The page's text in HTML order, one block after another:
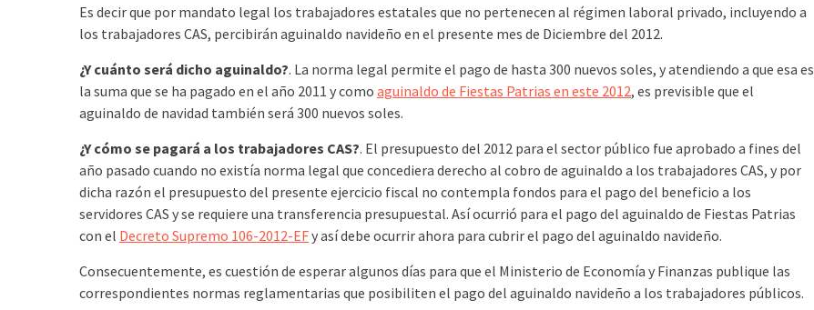
Es decir que por mandato legal los trabajadores estatales que no pertenecen al régimen laboral privado, incluyendo a
los trabajadores CAS, percibirán aguinaldo navideño en el presente mes de Diciembre del 2012.
¿Y cuánto será dicho aguinaldo?. La norma legal permite el pago de hasta 300 nuevos soles, y atendiendo a que esa es
la suma que se ha pagado en el año 2011 y como aguinaldo de Fiestas Patrias en este 2012, es previsible que el
aguinaldo de navidad también será 300 nuevos soles.
¿Y cómo se pagará a los trabajadores CAS?. El presupuesto del 2012 para el sector público fue aprobado a fines del
año pasado cuando no existía norma legal que concediera derecho al cobro de aguinaldo a los trabajadores CAS, y por
dicha razón el presupuesto del presente ejercicio fiscal no contempla fondos para el pago del beneficio a los
servidores CAS y se requiere una transferencia presupuestal. Así ocurrió para el pago del aguinaldo de Fiestas Patrias
con el Decreto Supremo 106-2012-EFy así debe ocurrir ahora para cubrir el pago del aguinaldo navideño.
Consecuentemente, es cuestión de esperar algunos días para que el Ministerio de Economía y Finanzas publique las
correspondientes normas reglamentarias que posibiliten el pago del aguinaldo navideño a los trabajadores públicos.